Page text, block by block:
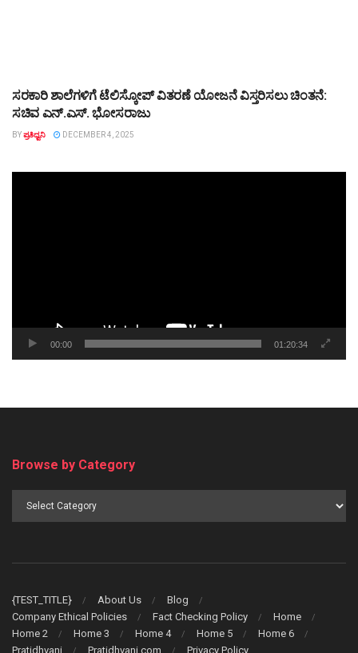
TOP STORY
ಸರಕಾರಿ ಶಾಲೆಗಳಿಗೆ ಟೆಲಿಸ್ಕೋಪ್‌ ವಿತರಣೆ ಯೋಜನೆ ವಿಸ್ತರಿಸಲು ಚಿಂತನೆ:
ಸಚಿವ ಎನ್.ಎಸ್. ಭೋಸರಾಜು
BYಪ್ರತಿಧ್ವನಿ DECEMBER 4, 2025
00:00 01:20:34
Browse by Category
{TEST_TITLE} About Us
Blog
Company Ethical Policies
Fact Checking Policy
Home
Home 2
Home 3 Home 4 Home 5
Home 6
Pratidhvani
Pratidhvani.com Privacy Policy